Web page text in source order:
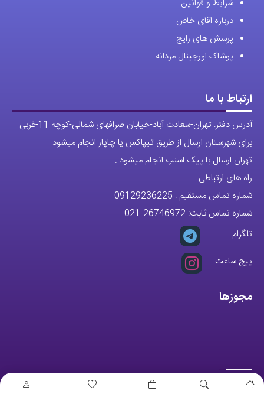
شرایط و قوانین
درباره اقای خاص
پرسش های رایج
پوشاک اورجینال مردانه
ارتباط با ما
آدرس دفتر: تهران-سعادت آباد-خیابان صرافهای شمالی-کوچه 11-غربی
برای شهرستان ارسال از طریق تیپاکس یا چاپار انجام میشود .
تهران ارسال با پیک اسنپ انجام میشود .
راه های ارتباطی
شماره تماس مستقیم : 09129236225
شماره تماس ثابت: 26746972
-021
تلگرام
پیج ساعت
مجوزها